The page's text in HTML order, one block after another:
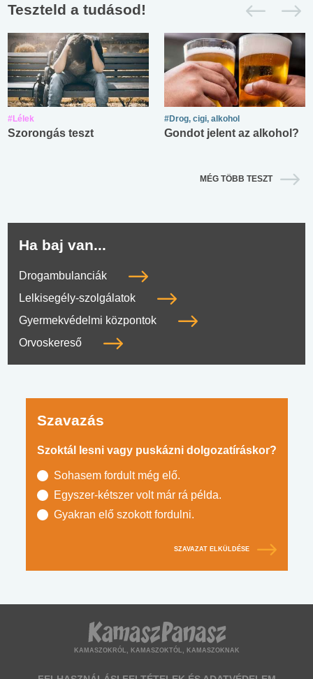
Teszteld a tudásod!
#Lélek
Szorongás teszt
#Drog, cigi, alkohol
Gondot jelent az alkohol?
MÉG TÖBB TESZT
Ha baj van...
Drogambulanciák
Lelkisegély-szolgálatok
Gyermekvédelmi központok
Orvoskereső
Szavazás
Szoktál lesni vagy puskázni dolgozatíráskor?
Sohasem fordult még elő.
Egyszer-kétszer volt már rá példa.
Gyakran elő szokott fordulni.
SZAVAZAT ELKÜLDÉSE
KAMASZOKRÓL, KAMASZOKTÓL, KAMASZOKNAK